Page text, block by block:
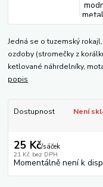
Jedná se o tuzemský
ozdoby (stromečky z
ketlované náhrdelníky,
popis
Dostupnost Není
25 Kč/sáček
21 Kč bez DPH
Momentálně není k